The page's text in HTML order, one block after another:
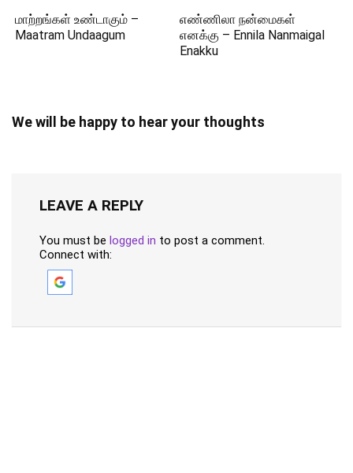
மாற்றங்கள் உண்டாகும் –
Maatram Undaagum
எண்ணிலா நன்மைகள்
எனக்கு – Ennila Nanmaigal
Enakku
We will be happy to hear your thoughts
LEAVE A REPLY
You must be logged in to post a comment.
Connect with: